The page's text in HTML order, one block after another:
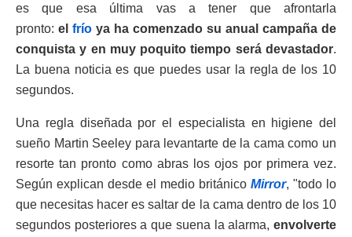
es que esa última vas a tener que afrontarla
pronto: el frío ya ha comenzado su anual campaña de
conquista y en muy poquito tiempo será devastador.
La buena noticia es que puedes usar la regla de los 10
segundos.
Una regla diseñada por el especialista en higiene del
sueño Martin Seeley para levantarte de la cama como un
resorte tan pronto como abras los ojos por primera vez.
Según explican desde el medio británico Mirror, "todo lo
que necesitas hacer es saltar de la cama dentro de los 10
segundos posteriores a que suena la alarma, envolverte